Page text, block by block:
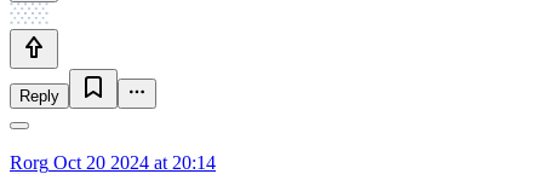
Reply
Rorg Oct 20 2024 at 20:14